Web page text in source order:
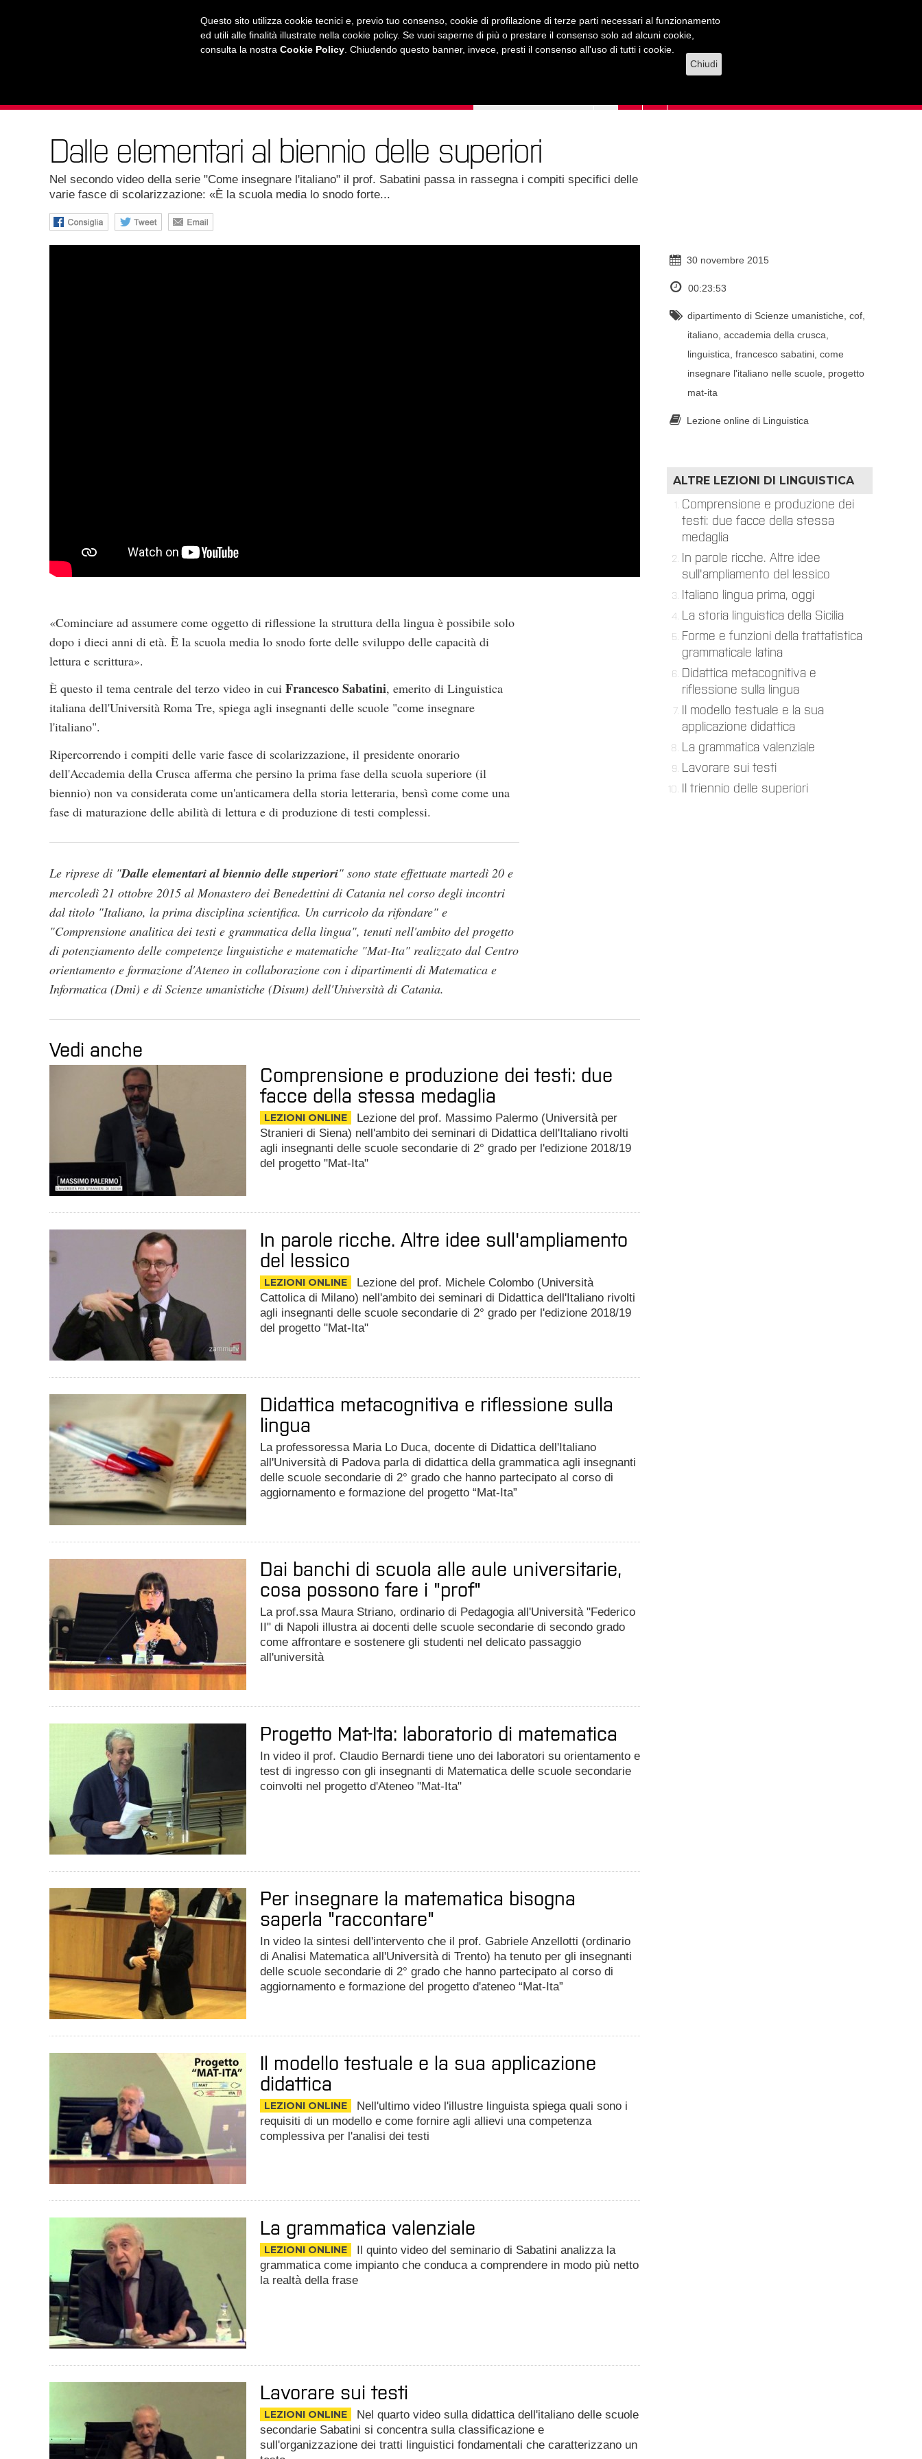
Questo sito utilizza cookie tecnici e, previo tuo consenso, cookie di profilazione di terze parti necessari al funzionamento
ed utili alle finalità illustrate nella cookie policy. Se vuoi saperne di più o prestare il consenso solo ad alcuni cookie,
consulta la nostra Cookie Policy . Chiudendo questo banner, invece, presti il consenso all'uso di tutti i cookie.
Chiudi
L'AGENDA
Dalle elementari al biennio delle superiori
Nel secondo video della serie "Come insegnare l'italiano" il prof. Sabatini passa in rassegna i compiti specifici delle
varie fasce di scolarizzazione: «È la scuola media lo snodo forte...
«Cominciare ad assumere come oggetto di riflessione la struttura della lingua è possibile solo
dopo i dieci anni di età. È la scuola media lo snodo forte delle sviluppo delle capacità di
lettura e scrittura».
È questo il tema centrale del terzo video in cui Francesco Sabatini, emerito di Linguistica
italiana dell'Università Roma Tre, spiega agli insegnanti delle scuole "come insegnare
l'italiano".
Ripercorrendo i compiti delle varie fasce di scolarizzazione, il presidente onorario
dell'Accademia della Crusca afferma che persino la prima fase della scuola superiore (il
biennio) non va considerata come un'anticamera della storia letteraria, bensì come come una
fase di maturazione delle abilità di lettura e di produzione di testi complessi.
Le riprese di "Dalle elementari al biennio delle superiori" sono state effettuate martedì 20 e
mercoledì 21 ottobre 2015 al Monastero dei Benedettini di Catania nel corso degli incontri
dal titolo "Italiano, la prima disciplina scientifica. Un curricolo da rifondare" e
"Comprensione analitica dei testi e grammatica della lingua", tenuti nell'ambito del progetto
di potenziamento delle competenze linguistiche e matematiche "Mat-Ita" realizzato dal Centro
orientamento e formazione d'Ateneo in collaborazione con i dipartimenti di Matematica e
Informatica (Dmi) e di Scienze umanistiche (Disum) dell'Università di Catania.
Vedi anche
Comprensione e produzione dei testi: due
facce della stessa medaglia
LEZIONI ONLINE
Lezione del prof. Massimo Palermo (Università per
Stranieri di Siena) nell'ambito dei seminari di Didattica dell'Italiano rivolti
agli insegnanti delle scuole secondarie di 2° grado per l'edizione 2018/19
del progetto "Mat-Ita"
In parole ricche. Altre idee sull'ampliamento
del lessico
LEZIONI ONLINE
Lezione del prof. Michele Colombo (Università
Cattolica di Milano) nell'ambito dei seminari di Didattica dell'Italiano rivolti
agli insegnanti delle scuole secondarie di 2° grado per l'edizione 2018/19
del progetto "Mat-Ita"
Didattica metacognitiva e riflessione sulla
lingua
La professoressa Maria Lo Duca, docente di Didattica dell'Italiano
all'Università di Padova parla di didattica della grammatica agli insegnanti
delle scuole secondarie di 2° grado che hanno partecipato al corso di
aggiornamento e formazione del progetto “Mat-Ita”
Dai banchi di scuola alle aule universitarie,
cosa possono fare i "prof"
La prof.ssa Maura Striano, ordinario di Pedagogia all'Università "Federico
II" di Napoli illustra ai docenti delle scuole secondarie di secondo grado
come affrontare e sostenere gli studenti nel delicato passaggio
all'università
Progetto Mat-Ita: laboratorio di matematica
In video il prof. Claudio Bernardi tiene uno dei laboratori su orientamento e
test di ingresso con gli insegnanti di Matematica delle scuole secondarie
coinvolti nel progetto d'Ateneo "Mat-Ita"
Per insegnare la matematica bisogna
saperla "raccontare"
In video la sintesi dell'intervento che il prof. Gabriele Anzellotti (ordinario
di Analisi Matematica all'Università di Trento) ha tenuto per gli insegnanti
delle scuole secondarie di 2° grado che hanno partecipato al corso di
aggiornamento e formazione del progetto d'ateneo “Mat-Ita”
Il modello testuale e la sua applicazione
didattica
LEZIONI ONLINE
Nell'ultimo video l'illustre linguista spiega quali sono i
requisiti di un modello e come fornire agli allievi una competenza
complessiva per l'analisi dei testi
La grammatica valenziale
LEZIONI ONLINE
Il quinto video del seminario di Sabatini analizza la
grammatica come impianto che conduca a comprendere in modo più netto
la realtà della frase
Lavorare sui testi
LEZIONI ONLINE
Nel quarto video sulla didattica dell'italiano delle scuole
secondarie Sabatini si concentra sulla classificazione e
sull'organizzazione dei tratti linguistici fondamentali che caratterizzano un
30 novembre 2015
00:23:53
dipartimento di Scienze umanistiche cof
italiano accademia della crusca
linguistica francesco sabatini come
insegnare l'italiano nelle scuole
progetto
mat-ita
Lezione online di Linguistica
ALTRE LEZIONI DI LINGUISTICA
Comprensione e produzione dei
testi: due facce della stessa
medaglia
In parole ricche. Altre idee
sull'ampliamento del lessico
Italiano lingua prima, oggi
La storia linguistica della Sicilia
Forme e funzioni della trattatistica
grammaticale latina
Didattica metacognitiva e
riflessione sulla lingua
Il modello testuale e la sua
applicazione didattica
La grammatica valenziale
Lavorare sui testi
Il triennio delle superiori